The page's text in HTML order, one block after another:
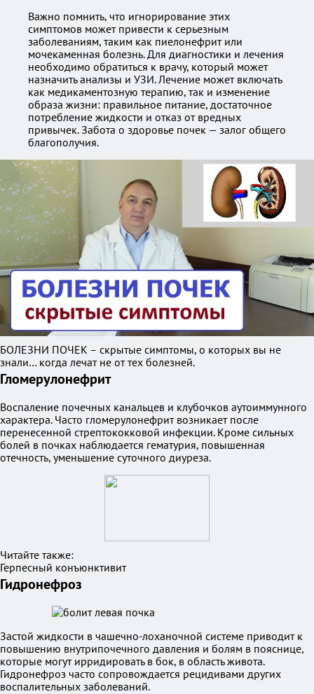
Важно помнить, что игнорирование этих
симптомов может привести к серьезным
заболеваниям, таким как пиелонефрит или
мочекаменная болезнь. Для диагностики и лечения
необходимо обратиться к врачу, который может
назначить анализы и УЗИ. Лечение может включать
как медикаментозную терапию, так и изменение
образа жизни: правильное питание, достаточное
потребление жидкости и отказ от вредных
привычек. Забота о здоровье почек — залог общего
благополучия.
БОЛЕЗНИ ПОЧЕК – скрытые симптомы, о которых вы не
знали… когда лечат не от тех болезней.
Гломерулонефрит
Воспаление почечных канальцев и клубочков аутоиммунного
характера. Часто гломерулонефрит возникает после
перенесенной стрептококковой инфекции. Кроме сильных
болей в почках наблюдается гематурия, повышенная
отечность, уменьшение суточного диуреза.
Читайте также:
Герпесный конъюнктивит
Гидронефроз
Застой жидкости в чашечно-лоханочной системе приводит к
повышению внутрипочечного давления и болям в пояснице,
которые могут ирридировать в бок, в область живота.
Гидронефроз часто сопровождается рецидивами других
воспалительных заболеваний.